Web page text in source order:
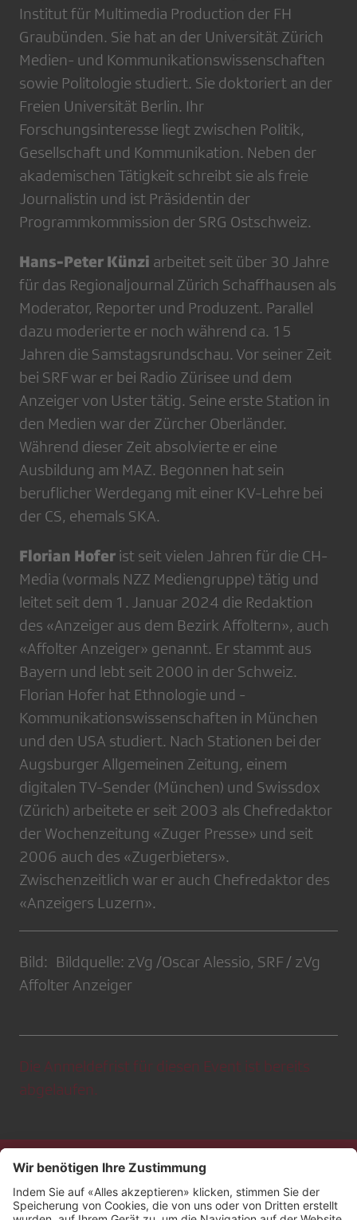
Institut für Multimedia Production der FH
Graubünden. Sie hat an der Universität Zürich
Medien- und Kommunikationswissenschaften
sowie Politologie studiert. Sie doktoriert an der
Freien Universität Berlin. Ihr
Forschungsinteresse liegt zwischen Politik,
Gesellschaft und Kommunikation. Neben der
akademischen Tätigkeit schreibt sie als freie
Journalistin und ist Präsidentin der
Programmkommission der SRG Ostschweiz.
Hans-Peter Künzi arbeitet seit über 30 Jahre
für das Regionaljournal Zürich Schaffhausen als
Moderator, Reporter und Produzent. Parallel
dazu moderierte er noch während ca. 15
Jahren die Samstagsrundschau. Vor seiner Zeit
bei SRF war er bei Radio Zürisee und dem
Anzeiger von Uster tätig. Seine erste Station in
den Medien war der Zürcher Oberländer.
Während dieser Zeit absolvierte er eine
Ausbildung am MAZ. Begonnen hat sein
beruflicher Werdegang mit einer KV-Lehre bei
der CS, ehemals SKA.
Florian Hofer ist seit vielen Jahren für die CH-
Media (vormals NZZ Mediengruppe) tätig und
leitet seit dem 1. Januar 2024 die Redaktion
des «Anzeiger aus dem Bezirk Affoltern», auch
«Affolter Anzeiger» genannt. Er stammt aus
Bayern und lebt seit 2000 in der Schweiz.
Florian Hofer hat Ethnologie und ­
Kommunikationswissenschaften in München
und den USA studiert. Nach Stationen bei der
Augsburger Allgemeinen Zeitung, einem
digitalen TV-Sender (München) und Swissdox
(Zürich) arbeitete er seit 2003 als Chefredaktor
der Wochenzeitung «Zuger Presse» und seit
2006 auch des «Zugerbieters».
Zwischenzeitlich war er auch Chefredaktor des
«Anzeigers Luzern».
Bild: Bildquelle: zVg /Oscar Alessio, SRF / zVg
Affolter Anzeiger
Die Anmeldefrist für diesen Event ist bereits
abgelaufen.
Kontakt